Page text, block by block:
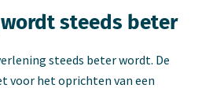
steeds beter
steeds beter wordt. De
voor het oprichten van een